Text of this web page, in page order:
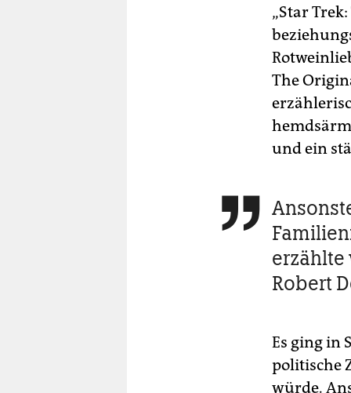
„Star
The
und ein

erzählte
Robert
Es ging in
politische
würde.